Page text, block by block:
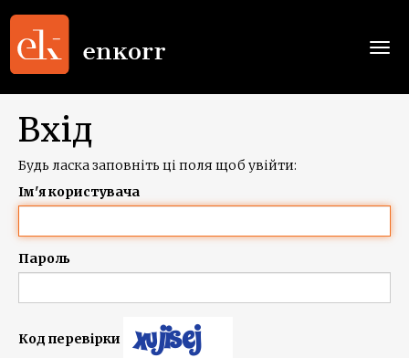
Вхід
Будь ласка заповніть ці поля щоб увійти:
Ім'я користувача
Пароль
Код перевірки